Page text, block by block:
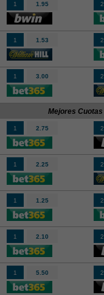
1 1.95 2
1 1.53 2
1 3.00 2
Mejores Cuotas
1 2.75 2
1 2.25 2
1 1.25 2
1 2.10 2
1 5.50 2